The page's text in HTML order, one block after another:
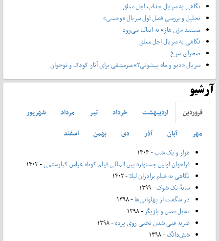
نگاهی به سریال جذاب اجل معلق
تحلیل و بررسی فصل اول سریال «وحشی»
مستند «ژن هاژ» به ایتالیا می‌رود
نگاهی به سریال اجل معلق
صحرای سرخ
سریال «دیو و ماه پیشونی۲»،سرمشقی برای آثار کودک و نوجوان
آرشیو
فروردين ارديبهشت خرداد تير مرداد
شهريور
مهر
آبان آذر دی بهمن
اسفند
هزار و یک شب- ۱۴۰۴
فراخوان اولین جشنواره بین المللی فیلم کوتاه عباس کیارستمی- ۱۴۰۳
نگاهی به فیلم برادران لیلا- ۱۴۰۲
سایۀ یک شوک- ۱۳۹۹
در شگفت از پهلوانی‌ها- ۱۳۹۸
تقابل نقش و بازیگر- ۱۳۹۸
ضربه فنی شدن تختی روی پرده- ۱۳۹۸
شش‌دانگ- ۱۳۹۸